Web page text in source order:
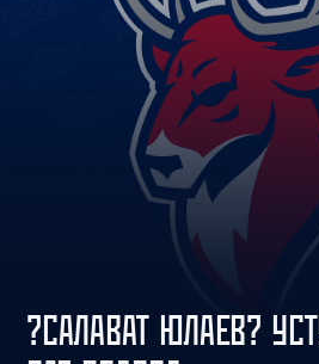
?САЛАВАТ ЮЛАЕВ?